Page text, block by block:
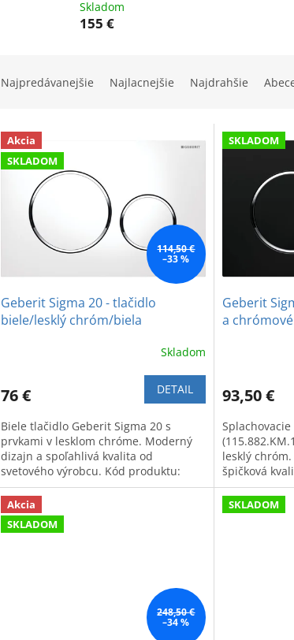
Skladom
155 €
n
Najpredávanejšie Najlacnejšie Najdrahšie
V
p
Akcia
SKLADOM
114,50 €
–33 %
Geberit Sigma 20 - tlačidlo
biele/lesklý chróm/biela
Skladom
76 € DETAIL
Biele tlačidlo Geberit Sigma 20 s
prvkami v lesklom chróme. Moderný
dizajn a spoľahlivá kvalita od
svetového výrobcu. Kód produktu:
115.882.KJ.1.
SKLADOM
Geberit
a
93,50 €
lesklý
špičková
Akcia
SKLADOM
248,50 €
–34 %
SKLADOM